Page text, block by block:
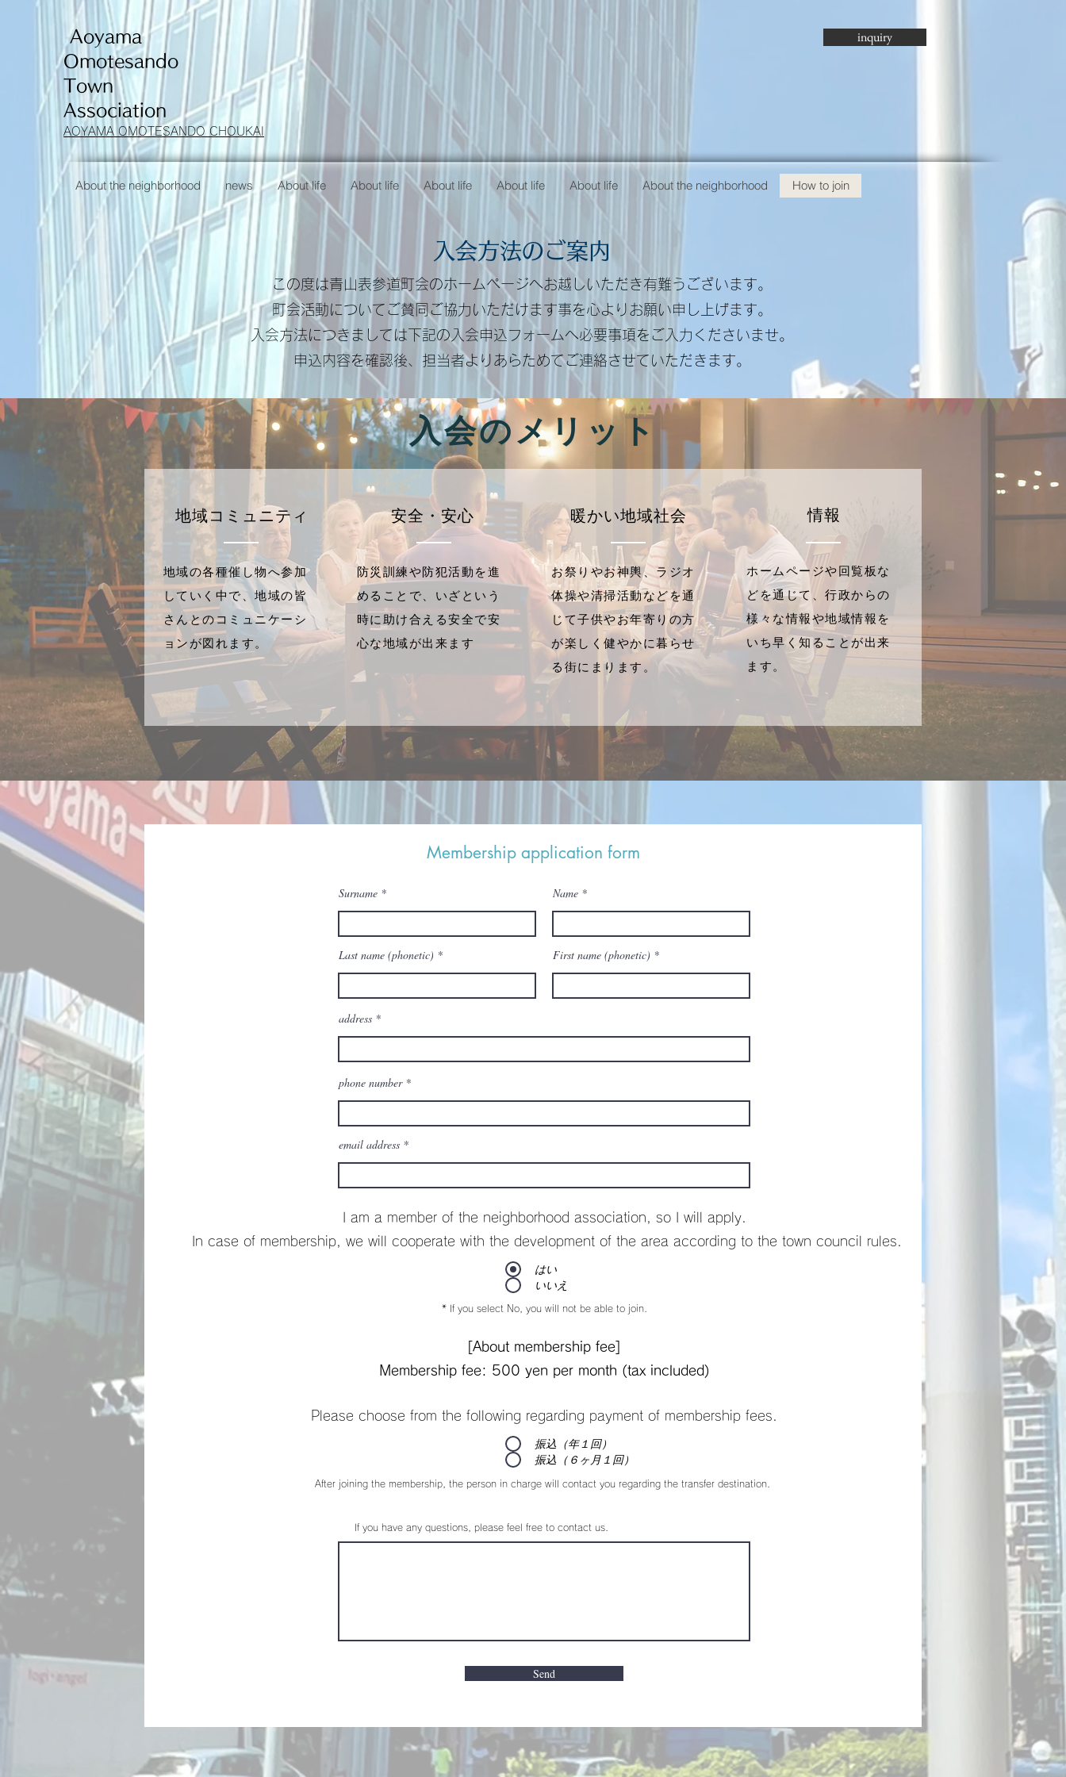
​ Aoyama
Omotesando
Town
Association
AOYAMA OMOTESANDO CHOUKAI
inquiry
About the neighborhood news About life About life About life About life About life About the neighborhood How to join
入会方法のご案内
この度は青山表参道町会のホームページへお越しいただき有難うございます。
町会活動についてご賛同ご協力いただけます事を心よりお願い申し上げます。
入会方法につきましては下記の入会申込フォームへ必要事項をご入力くださいませ。
​申込内容を確認後、担当者よりあらためてご連絡させていただきます。
入会のメリット
地域コミュニティ
地域の各種催し物へ参加
していく中で、地域の皆
さんとのコミュニケーシ
ョンが図れます。
​安全・安心
防災訓練や防犯活動を進
めることで、いざという
時に助け合える安全で安
心な地域が出来ます
暖かい地域社会
お祭りやお神輿、ラジオ
体操や清掃活動などを通
じて子供やお年寄りの方
が楽しく健やかに暮らせ
る街にまります。
情報
ホームページや回覧板な
どを通じて、行政からの
様々な情報や地域情報を
いち早く知ることが出来
ます。
Membership application form
Surname Name
Last name (phonetic) First name (phonetic)
address
phone number
email address
I am a member of the neighborhood association, so I will apply.
​ In case of membership, we will cooperate with the development of the area according to the town council rules.
はい
いいえ
* If you select No, you will not be able to join.
[About membership fee]
​Membership fee: 500 yen per month (tax included)
Please choose from the following regarding payment of membership fees.
振込（年１回）
振込（６ヶ月１回）
After joining the membership, the person in charge will contact you regarding the transfer destination. ​
If you have any questions, please feel free to contact us.
Send